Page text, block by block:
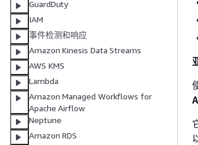
GuardDuty
IAM
事件检测和响应
Amazon Kinesis Data Streams
AWS KMS
Lambda
Amazon Managed Workflows for
Apache Airflow
Neptune
Amazon RDS